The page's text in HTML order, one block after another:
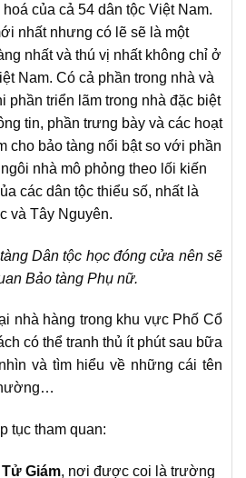
của cả 54 dân tộc Việt Nam.
nhất nhưng có lẽ sẽ là một
nhất và thú vị nhất không chỉ ở
Nam. Có cả phần trong nhà và
phần triển lãm trong nhà đặc biệt
tin, phần trưng bày và các hoạt
cho bảo tàng nổi bật so với phần
nhà mô phỏng theo lối kiến
các dân tộc thiểu số, nhất là
và Tây Nguyên.
Dân tộc học đóng cửa nên sẽ
Bảo tàng Phụ nữ.
nhà hàng trong khu vực Phố Cổ
có thể tranh thủ ít phút sau bữa
và tìm hiểu về những cái tên
tục tham quan:
Giám, nơi được coi là trường